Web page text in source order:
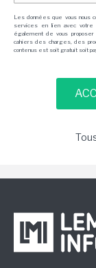
Les données que vous nous
services en lien avec
également de vous
cahiers des charges, des
contenus est soit gratuit soit